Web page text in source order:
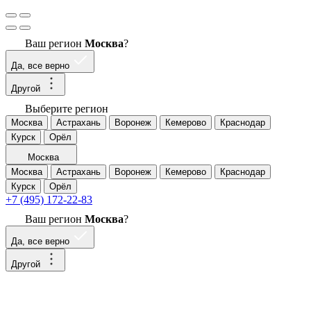
Ваш регион Москва?
Да, все верно
Другой
Выберите регион
Москва Астрахань Воронеж Кемерово
Краснодар
Курск
Орёл
Москва
Москва
Астрахань Воронеж Кемерово
Краснодар
Курск
Орёл
+7 (495) 172-22-83
Ваш регион Москва?
Да, все верно
Другой